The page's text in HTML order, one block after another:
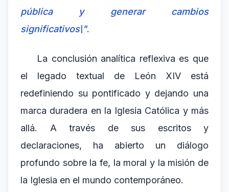
pública y generar cambios
significativos\".
La conclusión analítica reflexiva es que
el legado textual de León XIV está
redefiniendo su pontificado y dejando una
marca duradera en la Iglesia Católica y más
allá. A través de sus escritos y
declaraciones, ha abierto un diálogo
profundo sobre la fe, la moral y la misión de
la Iglesia en el mundo contemporáneo.